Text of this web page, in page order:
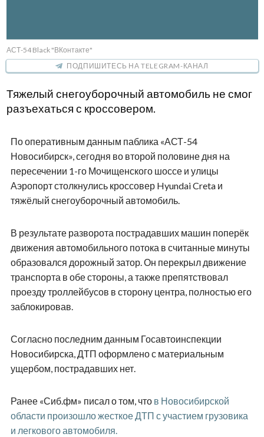
АСТ-54 Black "ВКонтакте"
ПОДПИШИТЕСЬ НА TELEGRAM-КАНАЛ
Тяжелый снегоуборочный автомобиль не смог
разъехаться с кроссовером.
По оперативным данным паблика «АСТ-54
Новосибирск», сегодня во второй половине дня на
пересечении 1-го Мочищенского шоссе и улицы
Аэропорт столкнулись кроссовер Hyundai Creta и
тяжёлый снегоуборочный автомобиль.
В результате разворота пострадавших машин поперёк
движения автомобильного потока в считанные минуты
образовался дорожный затор. Он перекрыл движение
транспорта в обе стороны, а также препятствовал
проезду троллейбусов в сторону центра, полностью его
заблокировав.
Согласно последним данным Госавтоинспекции
Новосибирска, ДТП оформлено с материальным
ущербом, пострадавших нет.
Ранее «Сиб.фм» писал о том, что в Новосибирской
области произошло жесткое ДТП с участием грузовика
и легкового автомобиля.